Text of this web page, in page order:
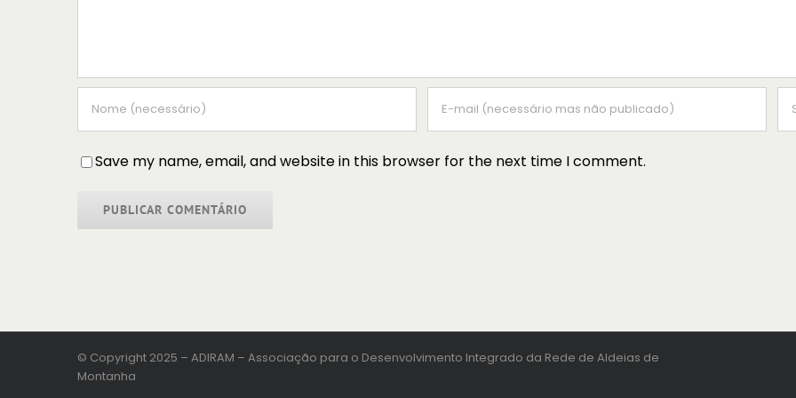
Save my name, email, and website in this browser for the next time I comment.
© Copyright 2025 – ADIRAM – Associação para o Desenvolvimento Integrado da Rede de Aldeias de
Montanha